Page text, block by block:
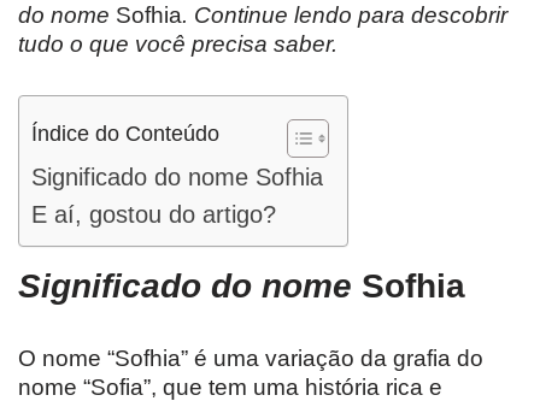
do nome Sofhia. Continue lendo para descobrir
tudo o que você precisa saber.
Índice do Conteúdo
Significado do nome Sofhia
E aí, gostou do artigo?
Significado do nome Sofhia
O nome “Sofhia” é uma variação da grafia do
nome “Sofia”, que tem uma história rica e